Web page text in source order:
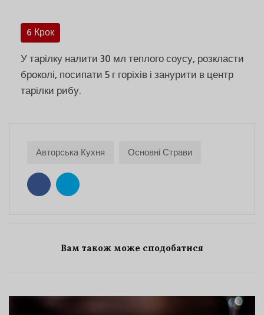
6 Крок
У тарілку налити 30 мл теплого соусу, розкласти
броколі, посипати 5 г горіхів і занурити в центр
тарілки рибу.
Авторська Кухня Основні Страви
Вам також може сподобатися